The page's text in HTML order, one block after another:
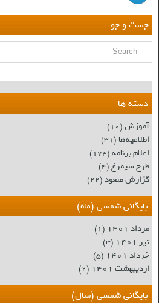
جست و جو
دسته ها
آموزش(۱۰)
اطلاعیه‌ها(۳۱)
اعلام برنامه(۱۷۴)
طرح سیمرغ(۴)
گزارش صعود(۲۲)
بایگانی شمسی (ماه)
مرداد ۱۴۰۱ (۱)
تیر ۱۴۰۱ (۳)
خرداد ۱۴۰۱ (۵)
اردیبهشت ۱۴۰۱ (۲)
بایگانی شمسی (سال)